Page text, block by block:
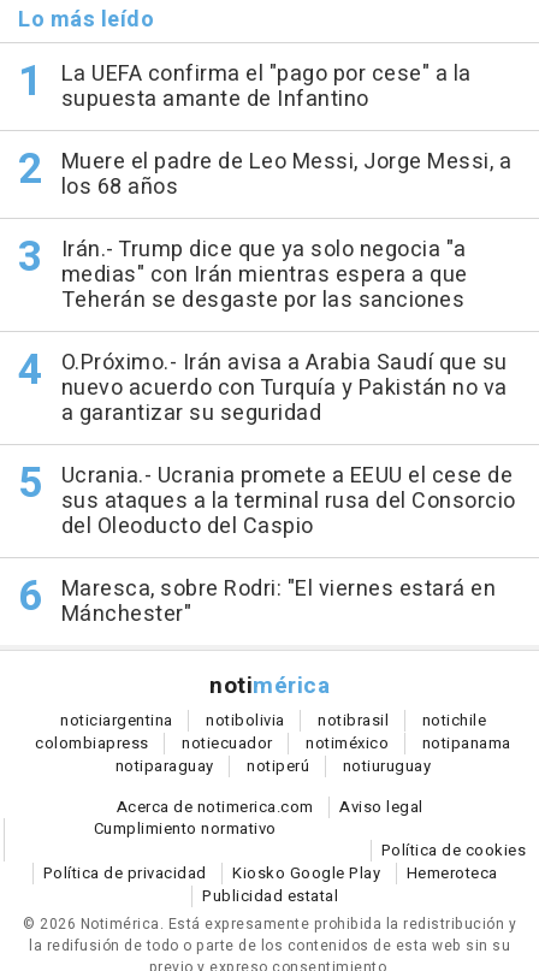
Lo más leído
La UEFA confirma el "pago por cese" a la
supuesta amante de Infantino
Muere el padre de Leo Messi, Jorge Messi, a
los 68 años
Irán.- Trump dice que ya solo negocia "a
medias" con Irán mientras espera a que
Teherán se desgaste por las sanciones
O.Próximo.- Irán avisa a Arabia Saudí que su
nuevo acuerdo con Turquía y Pakistán no va
a garantizar su seguridad
Ucrania.- Ucrania promete a EEUU el cese de
sus ataques a la terminal rusa del Consorcio
del Oleoducto del Caspio
Maresca, sobre Rodri: "El viernes estará en
Mánchester"
notimérica
noticiargentina notibolivia notibrasil notichile
colombiapress notiecuador notiméxico notipanama
notiparaguay notiperú notiuruguay
Acerca de notimerica.com
Aviso legal
Cumplimiento normativo
Política de cookies
Política de privacidad
Kiosko Google Play
Hemeroteca
Publicidad estatal
© 2026 Notimérica. Está expresamente prohibida la redistribución y
la redifusión de todo o parte de los contenidos de esta web sin su